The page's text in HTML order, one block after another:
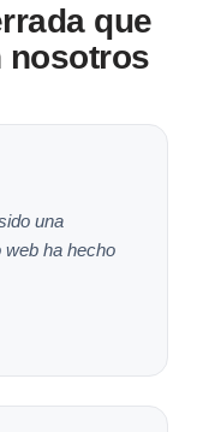
que
nosotros
una
ha hecho